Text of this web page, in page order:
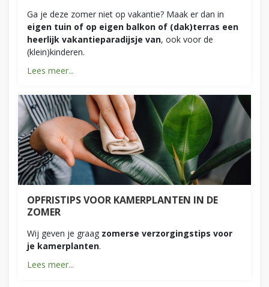
Ga je deze zomer niet op vakantie? Maak er dan in
eigen tuin of op eigen balkon of (dak)terras een
heerlijk vakantieparadijsje van, ook voor de
(klein)kinderen.
Lees meer...
OPFRISTIPS VOOR KAMERPLANTEN IN DE
ZOMER
Wij geven je graag zomerse verzorgingstips voor
je kamerplanten.
Lees meer...